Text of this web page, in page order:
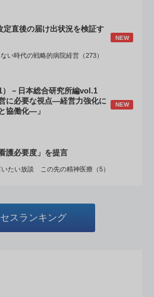
定直後の届け出状況を検証す
NEW
い時代の戦略的病院経営（273）
）－日本総合研究所編vol.1
に必要な視点―経営力強化に
協働化―」
NEW
護必要度」を提言
たい放談 この先の精神医療（5）
スランキング